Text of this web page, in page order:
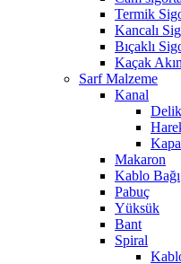
Termik
Kancalı
Bıçaklı
Kaçak
Sarf Malzeme
Kanal
Makaron
Kablo Bağı
Pabuç
Yüksük
Bant
Spiral